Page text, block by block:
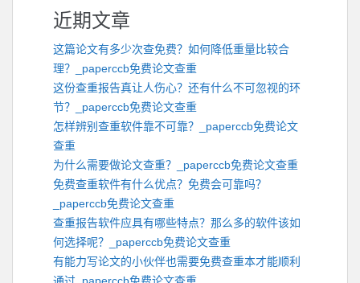
近期文章
这篇论文有多少次查免费？如何降低重量比较合
理？_paperccb免费论文查重
这份查重报告真让人伤心？还有什么不可忽视的环
节？_paperccb免费论文查重
怎样辨别查重软件靠不可靠？_paperccb免费论文
查重
为什么需要做论文查重？_paperccb免费论文查重
免费查重软件有什么优点？免费会可靠吗？
_paperccb免费论文查重
查重报告软件应具有哪些特点？那么多的软件该如
何选择呢？_paperccb免费论文查重
有能力写论文的小伙伴也需要免费查重本才能顺利